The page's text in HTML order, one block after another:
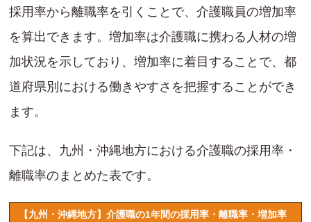
採用率から離職率を引くことで、介護職員の増加率
を算出できます。増加率は介護職に携わる人材の増
加状況を示しており、増加率に着目することで、都
道府県別における働きやすさを把握することができ
ます。
下記は、九州・沖縄地方における介護職の採用率・
離職率のまとめた表です。
【九州・沖縄地方】介護職の1年間の採用率・離職率・増加率